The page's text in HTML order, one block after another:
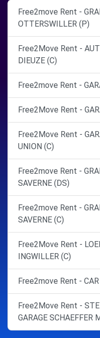
Free2move Rent -
OTTERSWILLER (P)
Free2Move Rent -
DIEUZE (C)
Free2move Rent -
Free2Move Rent -
Free2Move Rent -
UNION (C)
Free2move Rent -
SAVERNE (DS)
Free2move Rent -
SAVERNE (C)
Free2Move Rent -
INGWILLER (C)
Free2move Rent - CAR
Free2Move Rent -
GARAGE SCHAEFFER